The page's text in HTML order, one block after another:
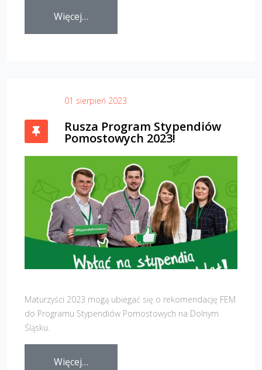
Więcej…
01 sierpień 2023
Rusza Program Stypendiów
Pomostowych 2023!
Maturzyści 2023 mogą ubiegać się o rekomendację FEM
do Programu Stypendiów Pomostowych na Dolnym
Śląsku.
Więcej…